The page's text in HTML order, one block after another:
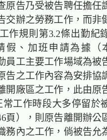
原告乃受被告聘任擔任
交辦之勞務工作，而非
作規則第3.2條出勤紀
假、加班申請為據（
員工主要工作場域為被
告之工作內容為安排協
開廠區之工作，此由原
常工作時段大多停留於
頁），則原告離開辦公
務內之工作，倘被告允